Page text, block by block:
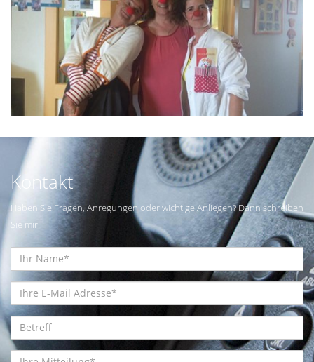
Kontakt
Haben Sie Fragen, Anregungen oder wichtige Anliegen? Dann schreiben
Sie mir!